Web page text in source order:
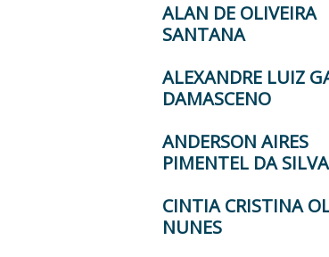
ALAN DE OLIVEIRA
SANTANA
ALEXANDRE LUIZ
DAMASCENO
ANDERSON AIRES
PIMENTEL DA SILVA
CINTIA CRISTINA
NUNES